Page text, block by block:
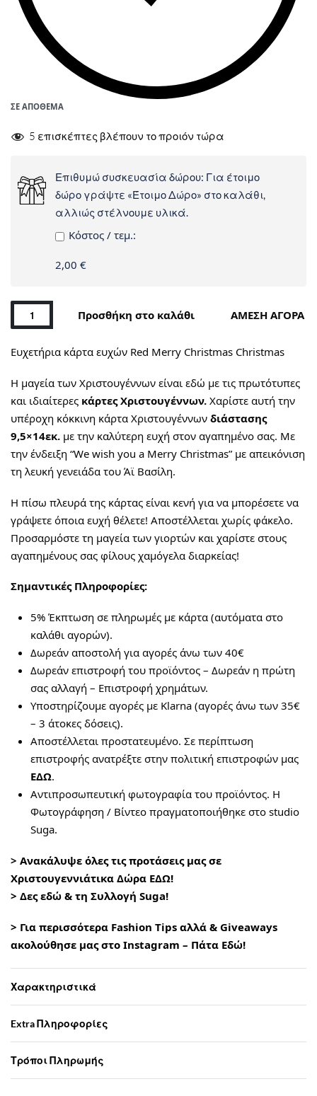
ΣΕ ΑΠΌΘΕΜΑ
5 επισκέπτες βλέπουν το προιόν τώρα
Επιθυμώ συσκευασία δώρου: Για έτοιμο
δώρο γράψτε «Έτοιμο Δώρο» στο καλάθι,
αλλιώς στέλνουμε υλικά.
Kόστος / τεμ.:
2,00 €
Προσθήκη στο καλάθι ΑΜΕΣΗ ΑΓΟΡΑ
Ευχετήρια κάρτα ευχών Red Merry Christmas Christmas
Η μαγεία των Χριστουγέννων είναι εδώ με τις πρωτότυπες
και ιδιαίτερες κάρτες Χριστουγέννων. Χαρίστε αυτή την
υπέροχη κόκκινη κάρτα Χριστουγέννων διάστασης
9,5×14εκ. με την καλύτερη ευχή στον αγαπημένο σας. Με
την ένδειξη “We wish you a Merry Christmas” με απεικόνιση
τη λευκή γενειάδα του Άϊ Βασίλη.
Η πίσω πλευρά της κάρτας είναι κενή για να μπορέσετε να
γράψετε όποια ευχή θέλετε! Αποστέλλεται χωρίς φάκελο.
Προσαρμόστε τη μαγεία των γιορτών και χαρίστε στους
αγαπημένους σας φίλους χαμόγελα διαρκείας!
Σημαντικές Πληροφορίες:
5% Έκπτωση σε πληρωμές με κάρτα (αυτόματα στο
καλάθι αγορών).
Δωρεάν αποστολή για αγορές άνω των 40€
Δωρεάν επιστροφή του προϊόντος – Δωρεάν η πρώτη
σας αλλαγή – Επιστροφή χρημάτων.
Υποστηρίζουμε αγορές με Klarna (αγορές άνω των 35€
– 3 άτοκες δόσεις).
Αποστέλλεται προστατευμένο. Σε περίπτωση
επιστροφής ανατρέξτε στην πολιτική επιστροφών μας
ΕΔΩ.
Αντιπροσωπευτική φωτογραφία του προϊόντος. Η
Φωτογράφηση / Βίντεο πραγματοποιήθηκε στο studio
Suga.
> Ανακάλυψε όλες τις προτάσεις μας σε
Χριστουγεννιάτικα Δώρα ΕΔΩ!
> Δες εδώ & τη Συλλογή Suga!
> Για περισσότερα Fashion Tips αλλά & Giveaways
ακολούθησε μας στο Instagram – Πάτα Εδώ!
Χαρακτηριστικά
Extra Πληροφορίες
Τρόποι Πληρωμής